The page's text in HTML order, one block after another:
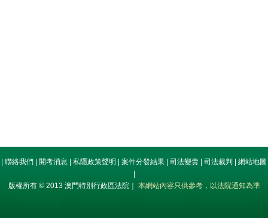
聯絡我們 開考消息 私隱政策聲明 案件分發結果 司法變賣 司法裁判
網站地圖
版權所有 © 2013 澳門特別行政區法院｜ 本網站內容只供參考，以法院通知為準